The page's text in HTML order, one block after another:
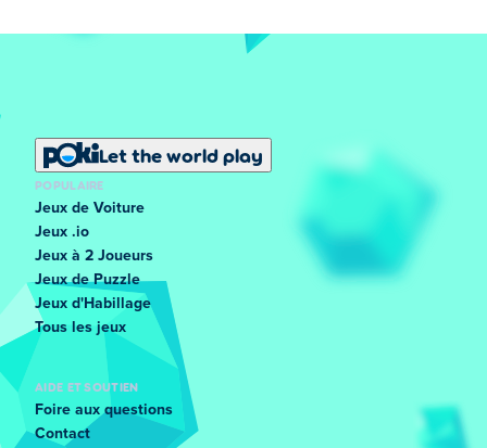
Let the world play
POPULAIRE
Jeux de Voiture
Jeux .io
Jeux à 2 Joueurs
Jeux de Puzzle
Jeux d'Habillage
Tous les jeux
AIDE ET SOUTIEN
Foire aux questions
Contact